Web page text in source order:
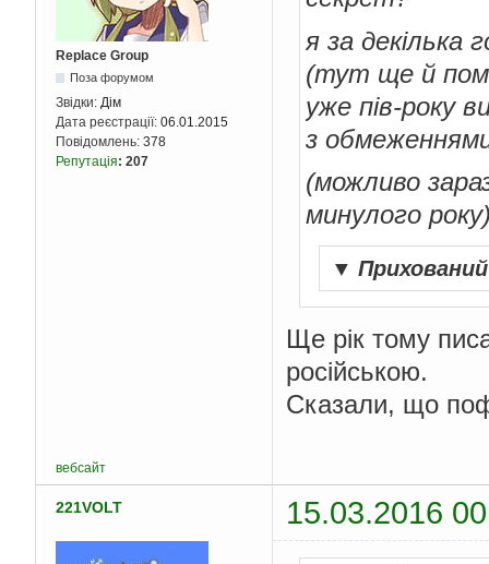
Replace Group
Поза форумом
Звідки: Дім
Дата реєстрації: 06.01.2015
Повідомлень: 378
Репутація: 207
я за декілька
(тут ще й
уже пів-року
з
(можливо
минулого
▼
Ще рік тому
російською.
Сказали, що
вебсайт
221VOLT 15.03.2016